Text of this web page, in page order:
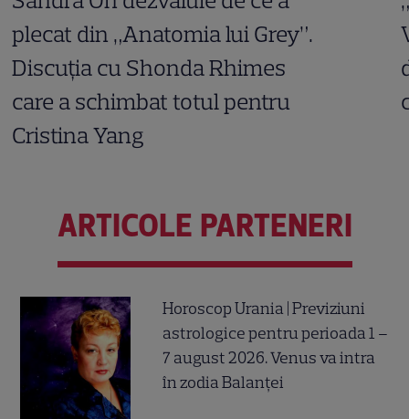
plecat din „Anatomia lui Grey”.
Discuția cu Shonda Rhimes
care a schimbat totul pentru
Cristina Yang
ARTICOLE PARTENERI
Horoscop Urania | Previziuni
astrologice pentru perioada 1 –
7 august 2026. Venus va intra
în zodia Balanței